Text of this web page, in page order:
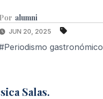
Por alumni
JUN 20, 2025
gastronómico
Salas.